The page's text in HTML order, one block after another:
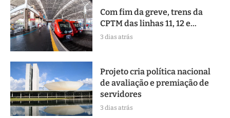
Com fim da greve, trens da
CPTM das linhas 11, 12 e...
3 dias atrás
Projeto cria política nacional
de avaliação e premiação de
servidores
3 dias atrás